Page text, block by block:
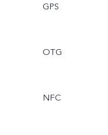
GPS
OTG
NFC